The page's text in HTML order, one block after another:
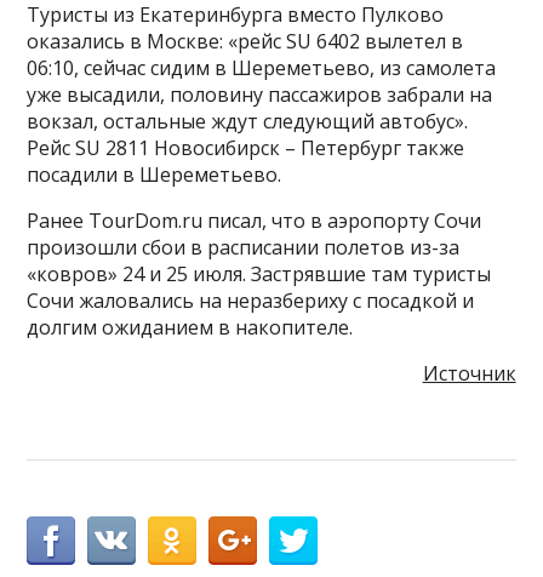
Туристы из Екатеринбурга вместо Пулково
оказались в Москве: «рейс SU 6402 вылетел в
06:10, сейчас сидим в Шереметьево, из самолета
уже высадили, половину пассажиров забрали на
вокзал, остальные ждут следующий автобус».
Рейс SU 2811 Новосибирск – Петербург также
посадили в Шереметьево.
Ранее TourDom.ru писал, что в аэропорту Сочи
произошли сбои в расписании полетов из-за
«ковров» 24 и 25 июля. Застрявшие там туристы
Сочи жаловались на неразбериху с посадкой и
долгим ожиданием в накопителе.
Источник